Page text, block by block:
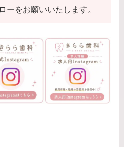
ーをお願いいたします。